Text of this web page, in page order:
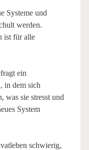
Systeme und
werden.
ist für alle
ein
in dem sich
was sie stresst und
System
schwierig,